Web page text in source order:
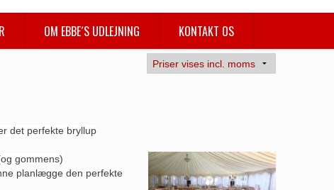
OM EBBE´S UDLEJNING KONTAKT OS
det perfekte bryllup
gommens)
planlægge den perfekte